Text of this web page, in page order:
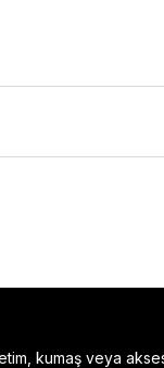
kumaş veya